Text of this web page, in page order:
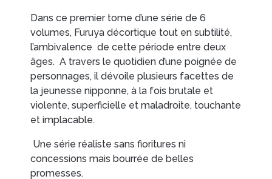
Dans ce premier tome d’une série de 6
volumes, Furuya décortique tout en subtilité,
l’ambivalence de cette période entre deux
âges. A travers le quotidien d’une poignée de
personnages, il dévoile plusieurs facettes de
la jeunesse nipponne, à la fois brutale et
violente, superficielle et maladroite, touchante
et implacable.
Une série réaliste sans fioritures ni
concessions mais bourrée de belles
promesses.